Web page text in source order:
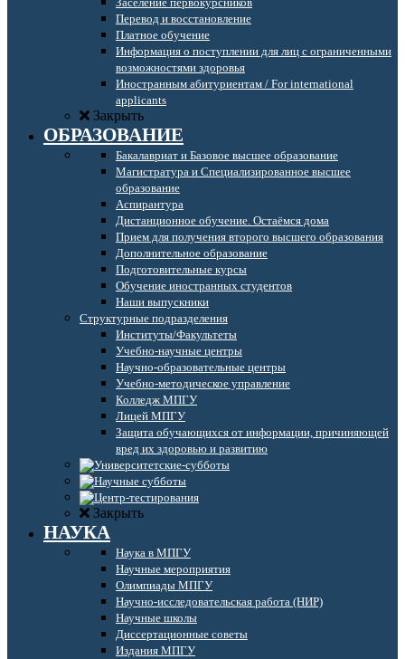
Перевод и восстановление
Платное обучение
Информация о поступлении для лиц с ограниченными
возможностями здоровья
Иностранным абитуриентам / For international
applicants
Закрыть
ОБРАЗОВАНИЕ
Бакалавриат и Базовое высшее образование
Магистратура и Специализированное высшее
образование
Аспирантура
Дистанционное обучение. Остаёмся дома
Прием для получения второго высшего образования
Дополнительное образование
Подготовительные курсы
Обучение иностранных студентов
Наши выпускники
Структурные подразделения
Институты/Факультеты
Учебно-научные центры
Научно-образовательные центры
Учебно-методическое управление
Колледж МПГУ
Лицей МПГУ
Защита обучающихся от информации, причиняющей
вред их здоровью и развитию
Закрыть
НАУКА
Наука в МПГУ
Научные мероприятия
Олимпиады МПГУ
Научно-исследовательская работа (НИР)
Научные школы
Диссертационные советы
Издания МПГУ